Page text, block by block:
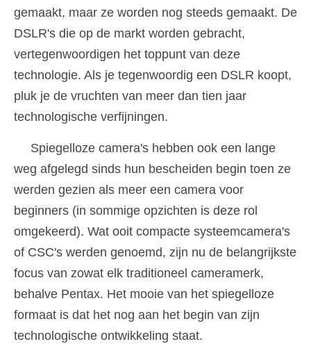
gemaakt, maar ze worden nog steeds gemaakt. De
DSLR's die op de markt worden gebracht,
vertegenwoordigen het toppunt van deze
technologie. Als je tegenwoordig een DSLR koopt,
pluk je de vruchten van meer dan tien jaar
technologische verfijningen.
Spiegelloze camera's hebben ook een lange
weg afgelegd sinds hun bescheiden begin toen ze
werden gezien als meer een camera voor
beginners (in sommige opzichten is deze rol
omgekeerd). Wat ooit compacte systeemcamera's
of CSC's werden genoemd, zijn nu de belangrijkste
focus van zowat elk traditioneel cameramerk,
behalve Pentax. Het mooie van het spiegelloze
formaat is dat het nog aan het begin van zijn
technologische ontwikkeling staat.